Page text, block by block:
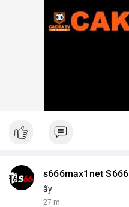
s666max1net S666
ấy
27 m